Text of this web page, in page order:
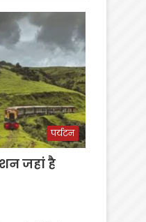
पर्यटन
जहां है